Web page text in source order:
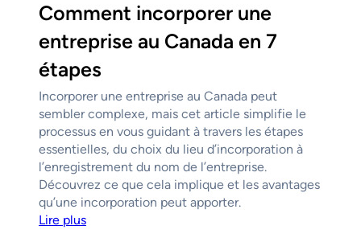
Comment incorporer une
entreprise au Canada en 7
étapes
Incorporer une entreprise au Canada peut
sembler complexe, mais cet article simplifie le
processus en vous guidant à travers les étapes
essentielles, du choix du lieu d’incorporation à
l’enregistrement du nom de l’entreprise.
Découvrez ce que cela implique et les avantages
qu’une incorporation peut apporter.
Lire plus